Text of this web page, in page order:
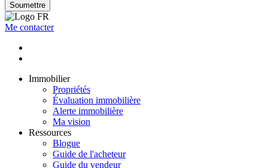
Soumettre
Me contacter
Immobilier
Propriétés
Évaluation immobilière
Alerte immobilière
Ma vision
Ressources
Blogue
Guide de l'acheteur
Guide du vendeur